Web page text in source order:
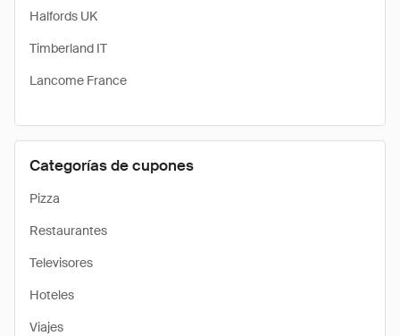
Halfords UK
Timberland IT
Lancome France
Categorías de cupones
Pizza
Restaurantes
Televisores
Hoteles
Viajes